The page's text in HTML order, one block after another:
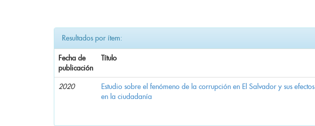
Resultados por ítem:
Fecha de
publicación
Título
2020
Estudio sobre el fenómeno de la corrupción en El Salvador y sus efectos
en la ciudadanía